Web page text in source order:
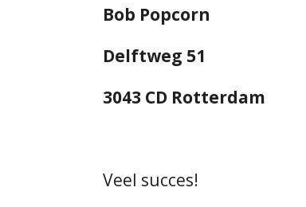
Bob Popcorn
Delftweg 51
3043 CD Rotterdam
Veel succes!